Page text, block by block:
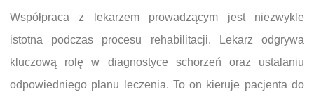
Współpraca z lekarzem prowadzącym jest niezwykle
istotna podczas procesu rehabilitacji. Lekarz odgrywa
kluczową rolę w diagnostyce schorzeń oraz ustalaniu
odpowiedniego planu leczenia. To on kieruje pacjenta do